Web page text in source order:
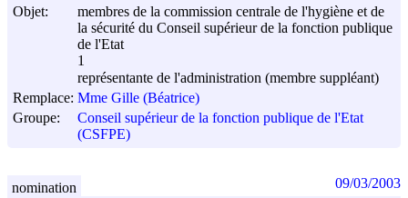
Objet:
membres de la commission centrale de l'hygiène et de
la sécurité du Conseil supérieur de la fonction publique
de l'Etat
1
représentante de l'administration (membre suppléant)
Remplace: Mme Gille (Béatrice)
Groupe:
Conseil supérieur de la fonction publique de l'Etat
(CSFPE)
nomination 09/03/2003